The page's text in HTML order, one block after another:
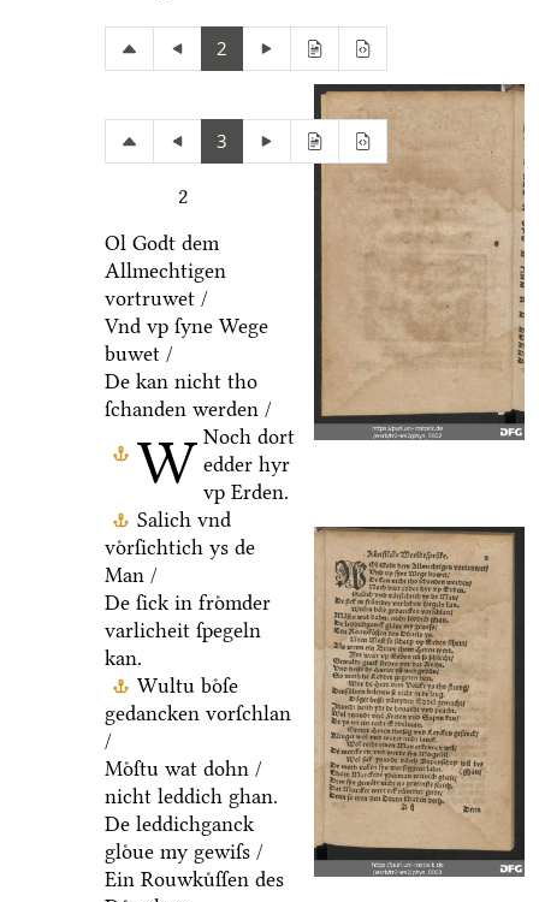
2
3
2
W
Ol Godt dem
Allmechtigen
vortruwet /
Vnd vp ſyne Wege
buwet /
De kan nicht tho
ſchanden werden /
Noch dort
edder hyr
vp Erden.
Salich vnd
voͤrſichtich ys de
Man /
De ſick in froͤmder
varlicheit ſpegeln
kan.
Wultu boͤſe
gedancken vorſchlan
/
Moͤſtu wat dohn /
nicht leddich ghan.
De leddichganck
gloͤue my gewiſs /
Ein Rouwkuͤſſen des